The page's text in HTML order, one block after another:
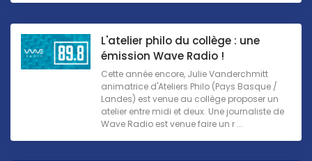
L'atelier philo du collège : une
émission Wave Radio !
Cette année encore, Julie Vanderchmitt
animatrice d'Ateliers Philo (Pays Basque /
Landes) est venue au collège proposer un
atelier entre midi et deux. Une journaliste de
Wave Radio est venue faire un r ...